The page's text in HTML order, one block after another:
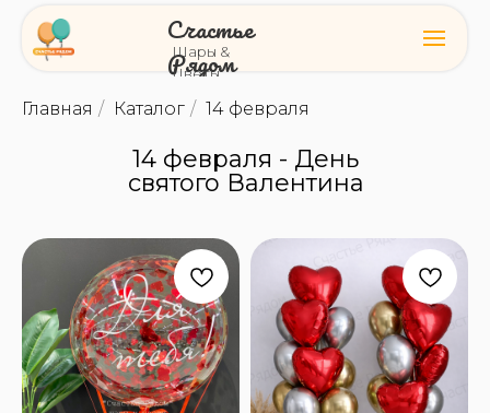
Счастье
Рядом
Шары &
Цветы
Главная / Каталог / 14 февраля
14 февраля - День
святого Валентина